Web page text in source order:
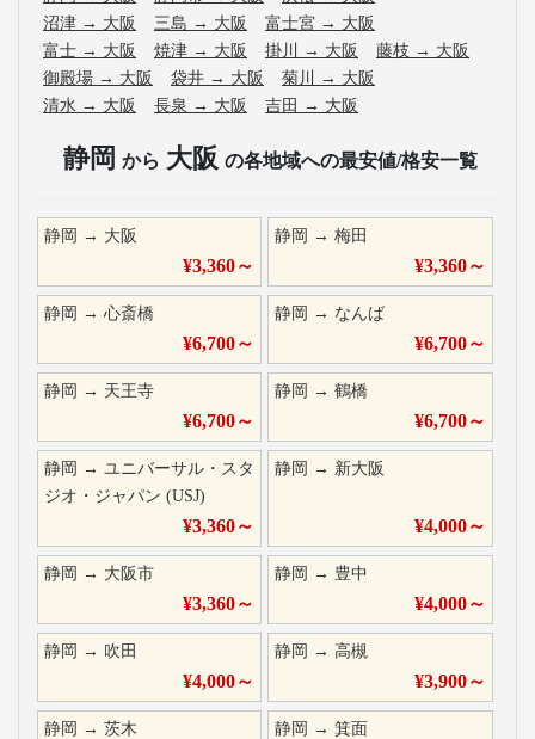
沼津 → 大阪 三島 → 大阪 富士宮 → 大阪
富士 → 大阪 焼津 → 大阪 掛川 → 大阪 藤枝 → 大阪
御殿場 → 大阪 袋井 → 大阪 菊川 → 大阪
清水 → 大阪 長泉 → 大阪 吉田 → 大阪
静岡 から 大阪 の各地域への最安値/格安一覧
静岡 → 大阪
¥3,360～
静岡 →梅田
¥3,360～
静岡 → 心斎橋
¥6,700～
静岡 → なんば
¥6,700～
静岡 → 天王寺
¥6,700～
静岡 →鶴橋
¥6,700～
静岡 → ユニバーサル・スタ
ジオ・ジャパン (USJ)
¥3,360～
静岡 → 新大阪
¥4,000～
静岡 → 大阪市
¥3,360～
静岡 → 豊中
¥4,000～
静岡 → 吹田
¥4,000～
静岡 →高槻
¥3,900～
静岡 → 茨木 静岡 →箕面